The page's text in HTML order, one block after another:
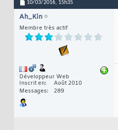
10/03/2016, 15h35
Ah_Kin
Membre très actif
Développeur Web
Inscrit en
Août 2010
Messages
289